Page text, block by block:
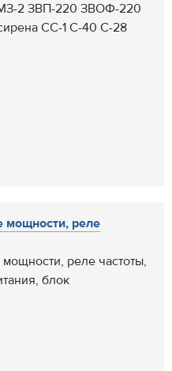
2 ЗВП-220 ЗВОФ-220
СС-1 С-40 С-28
мощности, реле
реле частоты,
блок